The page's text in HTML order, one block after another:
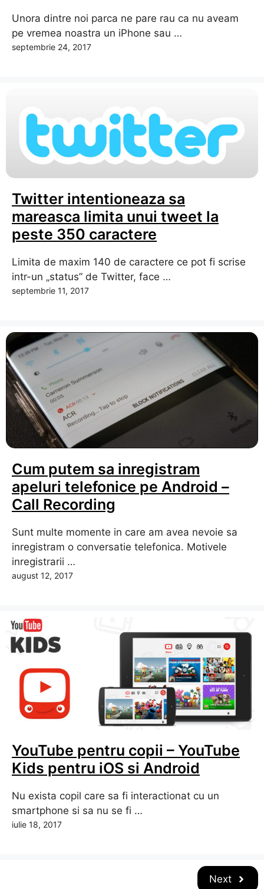
Unora dintre noi parca ne pare rau ca nu aveam
pe vremea noastra un iPhone sau …
septembrie 24, 2017
Twitter intentioneaza sa
mareasca limita unui tweet la
peste 350 caractere
Limita de maxim 140 de caractere ce pot fi scrise
intr-un „status” de Twitter, face …
septembrie 11, 2017
Cum putem sa inregistram
apeluri telefonice pe Android –
Call Recording
Sunt multe momente in care am avea nevoie sa
inregistram o conversatie telefonica. Motivele
inregistrarii …
august 12, 2017
YouTube pentru copii – YouTube
Kids pentru iOS si Android
Nu exista copil care sa fi interactionat cu un
smartphone si sa nu se fi …
iulie 18, 2017
Next